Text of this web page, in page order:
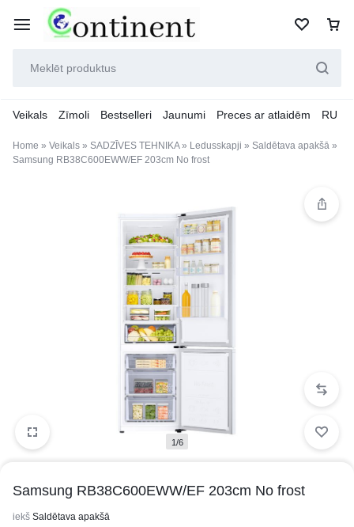
Veikals Zīmoli Bestselleri Jaunumi Preces ar atlaidēm RU
Home » Veikals » SADZĪVES TEHNIKA» Ledusskapji » Saldētava apakšā »
Samsung RB38C600EWW/EF 203cm No frost
1/6
Samsung RB38C600EWW/EF 203cm No frost
iekš Saldētava apakšā